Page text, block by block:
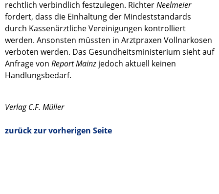
rechtlich verbindlich festzulegen. RichterNeelmeier
fordert, dass die Einhaltung der Mindeststandards
durch Kassenärztliche Vereinigungen kontrolliert
werden. Ansonsten müssten in Arztpraxen Vollnarkosen
verboten werden. Das Gesundheitsministerium sieht auf
Anfrage von Report Mainz jedoch aktuell keinen
Handlungsbedarf.
Verlag C.F. Müller
zurück zur vorherigen Seite